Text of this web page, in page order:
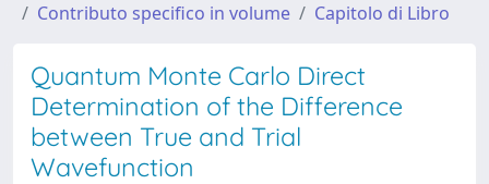
Contributo specifico in volume
Capitolo di Libro
Quantum Monte Carlo Direct
Determination of the Difference
between True and Trial
Wavefunction